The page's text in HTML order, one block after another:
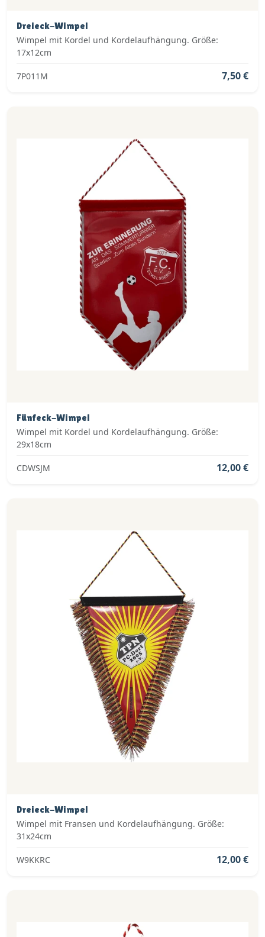
Dreieck-Wimpel
Wimpel mit Kordel und Kordelaufhängung. Größe:
17x12cm
7P011M 7,50 €
Fünfeck-Wimpel
Wimpel mit Kordel und Kordelaufhängung. Größe:
29x18cm
CDWSJM 12,00 €
Dreieck-Wimpel
Wimpel mit Fransen und Kordelaufhängung. Größe:
31x24cm
W9KKRC 12,00 €